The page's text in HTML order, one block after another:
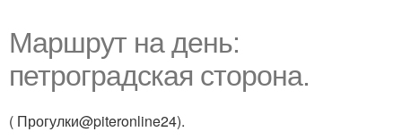
Маршрут на день:
петроградская сторона.
( Прогулки@piteronline24).